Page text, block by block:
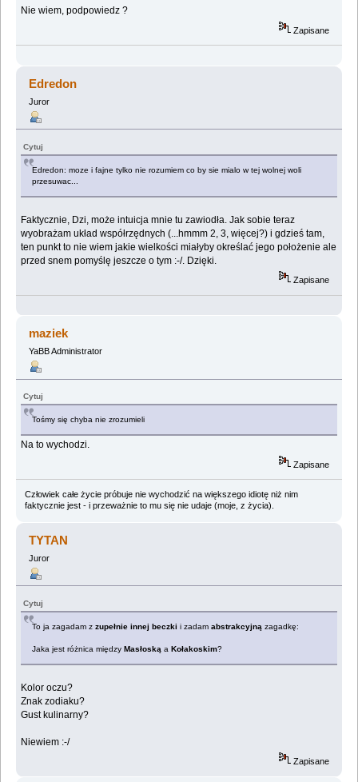
Nie wiem, podpowiedz ?
Zapisane
Edredon
Juror
Cytuj
Edredon: moze i fajne tylko nie rozumiem co by sie mialo w tej wolnej woli
przesuwac...
Faktycznie, Dzi, może intuicja mnie tu zawiodła. Jak sobie teraz
wyobrażam układ współrzędnych (...hmmm 2, 3, więcej?) i gdzieś tam,
ten punkt to nie wiem jakie wielkości miałyby określać jego położenie ale
przed snem pomyślę jeszcze o tym :-/. Dzięki.
Zapisane
maziek
YaBB Administrator
Cytuj
Tośmy się chyba nie zrozumieli
Na to wychodzi.
Zapisane
Człowiek całe życie próbuje nie wychodzić na większego idiotę niż nim
faktycznie jest - i przeważnie to mu się nie udaje (moje, z życia).
TYTAN
Juror
Cytuj
To ja zagadam zzupełnie innej beczki i zadamabstrakcyjną zagadkę:
Jaka jest różnica międzyMasłoską aKołakoskim?
Kolor oczu?
Znak zodiaku?
Gust kulinarny?
Niewiem :-/
Zapisane